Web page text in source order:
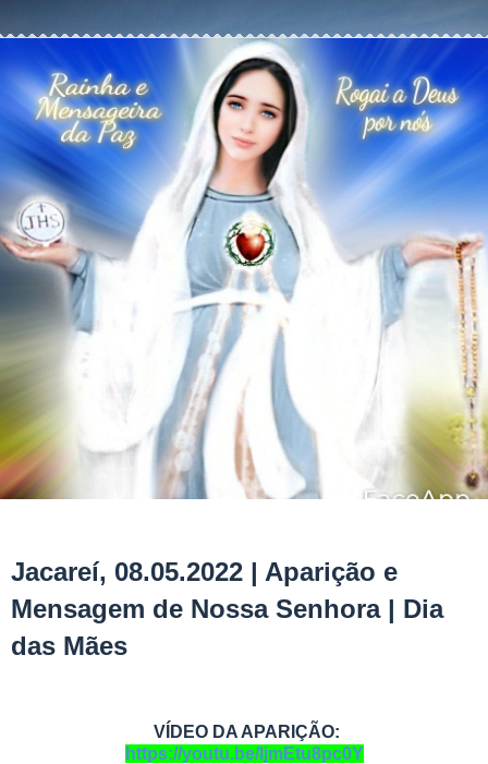
Jacareí, 08.05.2022 | Aparição e
Mensagem de Nossa Senhora | Dia
das Mães
VÍDEO DA APARIÇÃO:
https://youtu.be/IjmEtu8pc0Y